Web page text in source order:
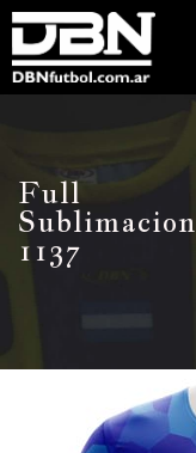
Full
Sublimacion
1137